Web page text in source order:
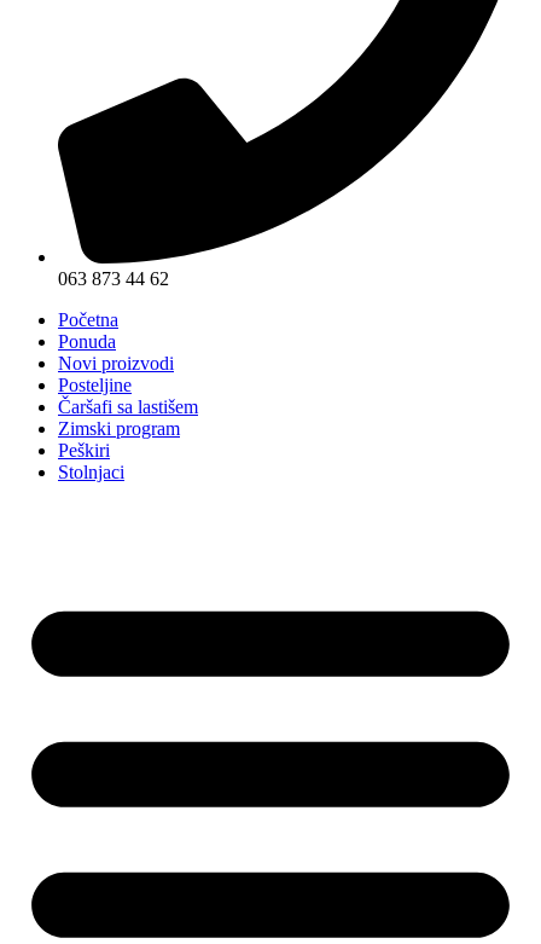
063 873 44 62
Početna
Ponuda
Novi proizvodi
Posteljine
Čaršafi sa lastišem
Zimski program
Peškiri
Stolnjaci